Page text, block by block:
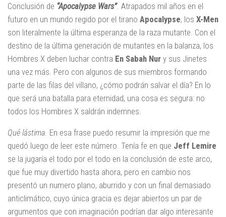
Conclusión de “Apocalypse Wars”. Atrapados mil años en el
futuro en un mundo regido por el tirano Apocalypse, los X-Men
son literalmente la última esperanza de la raza mutante. Con el
destino de la última generación de mutantes en la balanza, los
Hombres X deben luchar contra En Sabah Nur y sus Jinetes
una vez más. Pero con algunos de sus miembros formando
parte de las filas del villano, ¿cómo podrán salvar el día? En lo
que será una batalla para eternidad, una cosa es segura: no
todos los Hombres X saldrán indemnes.
Qué lástima. En esa frase puedo resumir la impresión que me
quedó luego de leer este número. Tenía fe en que Jeff Lemire
se la jugaría el todo por el todo en la conclusión de este arco,
que fue muy divertido hasta ahora, pero en cambio nos
presentó un numero plano, aburrido y con un final demasiado
anticlimático, cuyo única gracia es dejar abiertos un par de
argumentos que con imaginación podrían dar algo interesante